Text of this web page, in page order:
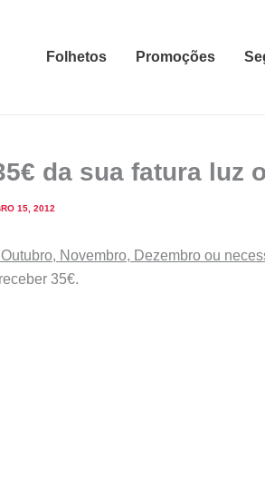
Folhetos Promoções
da sua fatura luz
15, 2012
Novembro, Dezembro ou
35€.